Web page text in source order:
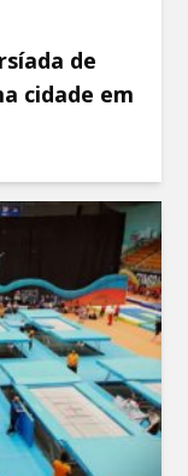
de
cidade em